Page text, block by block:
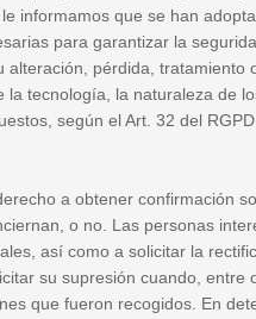
informamos que se han
para garantizar la
alteración, pérdida, tratamiento
la tecnología, la naturaleza de
según el Art. 32 del
a obtener confirmación
o no. Las personas
así como a solicitar la
su supresión cuando, entre
que fueron recogidos. En